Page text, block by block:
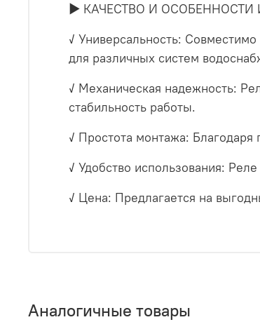
► КАЧЕСТВО И ОСОБЕННОСТИ
✓ Универсальность:
для различных систем
✓ Механическая надежность:
стабильность работы.
✓ Простота монтажа:
✓ Удобство использования:
✓ Цена: Предлагается на
Аналогичные товары